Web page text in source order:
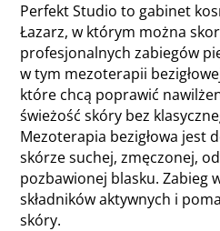
Perfekt Studio to gabinet
Łazarz, w którym można
profesjonalnych zabiegów
w tym mezoterapii
które chcą poprawić
świeżość skóry bez
Mezoterapia bezigłowa jest
skórze suchej, zmęczonej,
pozbawionej blasku. Zabieg
składników aktywnych i
skóry.